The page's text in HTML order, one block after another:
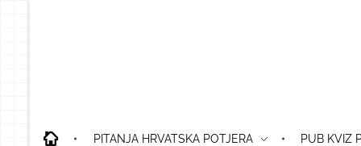
PITANJA HRVATSKA POTJERA
PUB KVIZ